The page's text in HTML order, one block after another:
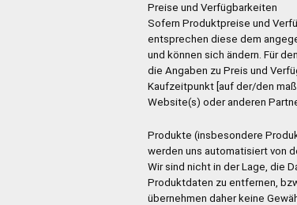
Preise und Verfügbarkeiten
Sofern Produktpreise und
entsprechen diese dem
und können sich ändern. Für
die Angaben zu Preis und
Kaufzeitpunkt [auf der/den
Website(s) oder anderen
Produkte (insbesondere
werden uns automatisiert von
Wir sind nicht in der Lage, die
Produktdaten zu entfernen,
übernehmen daher keine